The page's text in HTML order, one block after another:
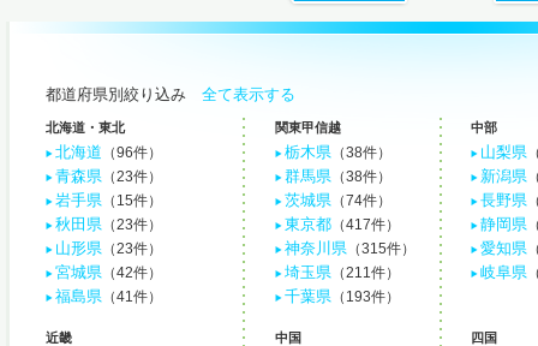
都道府県別絞り込み 全て表示する
北海道・東北
北海道 （96件）
青森県 （23件）
岩手県 （15件）
秋田県 （23件）
山形県 （23件）
宮城県 （42件）
福島県 （41件）
関東甲信越
栃木県 （38件）
群馬県 （38件）
茨城県 （74件）
東京都 （417件）
神奈川県 （315件）
埼玉県 （211件）
千葉県 （193件）
中部
山梨県
新潟県
長野県
静岡県
愛知県
岐阜県
近畿 中国 四国